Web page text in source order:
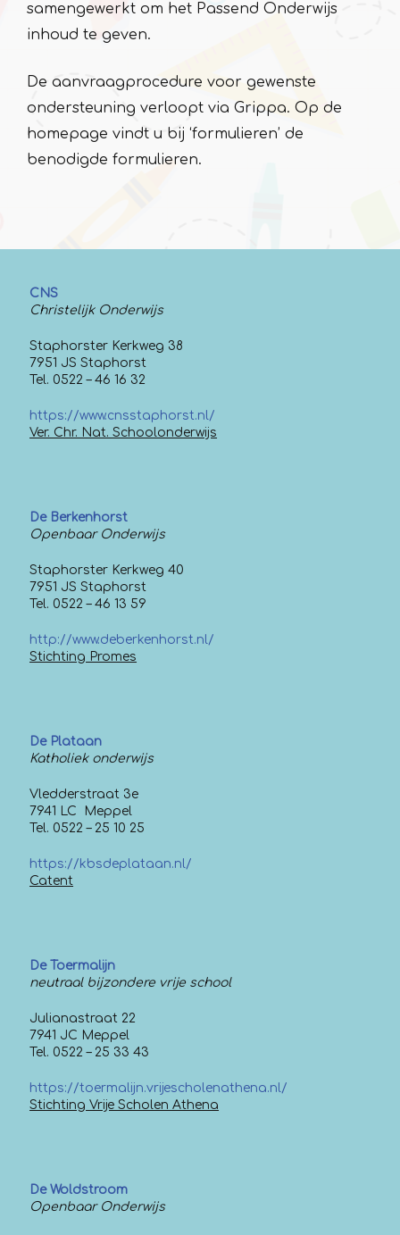
samengewerkt om het Passend Onderwijs
inhoud te geven.
De aanvraagprocedure voor gewenste
ondersteuning verloopt via Grippa. Op de
homepage vindt u bij ‘formulieren’ de
benodigde formulieren.
CNS
Christelijk Onderwijs
Staphorster Kerkweg 38
7951 JS Staphorst
Tel. 0522 – 46 16 32
https://www.cnsstaphorst.nl/
Ver. Chr. Nat. Schoolonderwijs
De Berkenhorst
Openbaar Onderwijs
Staphorster Kerkweg 40
7951 JS Staphorst
Tel. 0522 – 46 13 59
http://www.deberkenhorst.nl/
Stichting Promes
De Plataan
Katholiek onderwijs
Vledderstraat 3e
7941 LC Meppel
Tel. 0522 – 25 10 25
https://kbsdeplataan.nl/
Catent
De Toermalijn
neutraal bijzondere vrije school
Julianastraat 22
7941 JC Meppel
Tel. 0522 – 25 33 43
https://toermalijn.vrijescholenathena.nl/
Stichting Vrije Scholen Athena
De Woldstroom
Openbaar Onderwijs